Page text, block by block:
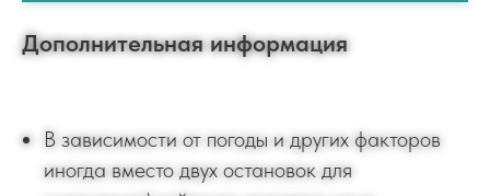
Дополнительная информация
В зависимости от погоды и других факторов
иногда вместо двух остановок для